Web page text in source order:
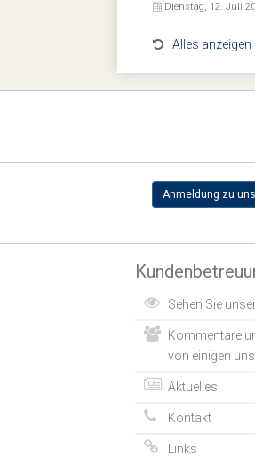
Dienstag, 12. Juli
Alles anzeigen
Anmeldung zu
Sehen Sie
Kommentare
von einigen
Aktuelles
Kontakt
Links